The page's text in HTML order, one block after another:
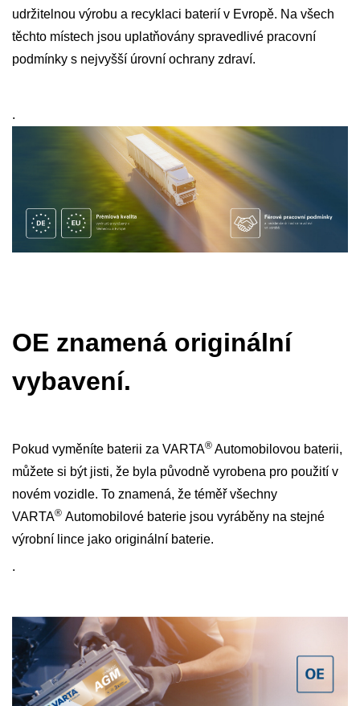
udržitelnou výrobu a recyklaci baterií v Evropě. Na všech
těchto místech jsou uplatňovány spravedlivé pracovní
podmínky s nejvyšší úrovní ochrany zdraví.
.
OE znamená originální
vybavení.
Pokud vyměníte baterii za VARTA® Automobilovou baterii,
můžete si být jisti, že byla původně vyrobena pro použití v
novém vozidle. To znamená, že téměř všechny
VARTA® Automobilové baterie jsou vyráběny na stejné
výrobní lince jako originální baterie.
.